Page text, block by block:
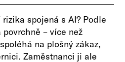
spojená s AI? Podle
povrchně – více než
na plošný zákaz,
Zaměstnanci ji ale